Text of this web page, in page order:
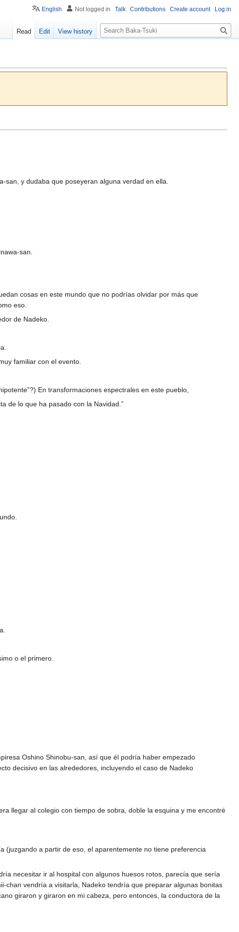
y dudaba que poseyeran alguna verdad en ella.
san.
cosas en este mundo que no podrías olvidar por más que
eso.
de Nadeko.
familiar con el evento.
En transformaciones espectrales en este pueblo,
de lo que ha pasado con la Navidad.”
o el primero.
Oshino Shinobu-san, así que él podría haber empezado
decisivo en las alrededores, incluyendo el caso de Nadeko
llegar al colegio con tiempo de sobra, doble la esquina y me encontré
(juzgando a partir de eso, el aparentemente no tiene preferencia
necesitar ir al hospital con algunos huesos rotos, parecía que sería
chan vendría a visitarla, Nadeko tendría que preparar algunas bonitas
giraron y giraron en mi cabeza, pero entonces, la conductora de la
English Not logged in Talk Contributions Create account Log in
Read Edit View history
S
e
c